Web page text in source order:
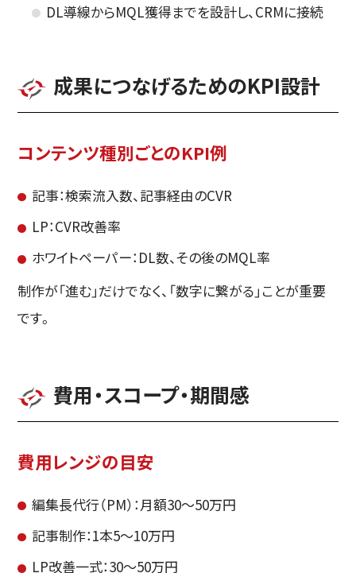
DL導線からMQL獲得までを設計し、CRMに接続
成果につなげるためのKPI設計
コンテンツ種別ごとのKPI例
記事：検索流入数、記事経由のCVR
LP：CVR改善率
ホワイトペーパー：DL数、その後のMQL率
制作が「進む」だけでなく、「数字に繋がる」ことが重要
です。
費用・スコープ・期間感
費用レンジの目安
編集長代行（PM）：月額30〜50万円
記事制作：1本5〜10万円
LP改善一式：30〜50万円